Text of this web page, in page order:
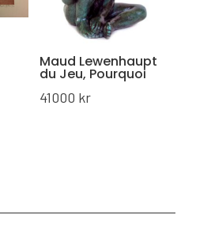
Maud Lewenhaupt
du Jeu, Pourquoi
41000 kr